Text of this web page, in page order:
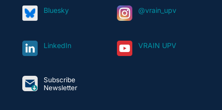
Bluesky @vrain_upv
LinkedIn VRAIN UPV
Subscribe
Newsletter